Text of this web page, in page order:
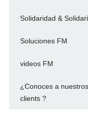
Solidaridad &
Soluciones FM
videos FM
¿Conoces a
clients ?